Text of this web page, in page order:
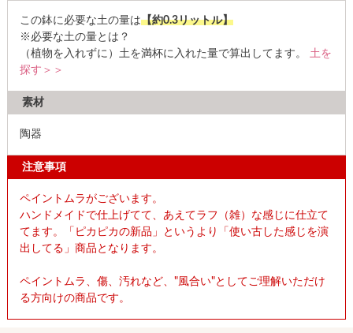
この鉢に必要な土の量は【約0.3リットル】
※必要な土の量とは？
（植物を入れずに）土を満杯に入れた量で算出してます。 土を
探す＞＞
素材
陶器
注意事項
ペイントムラがございます。
ハンドメイドで仕上げてて、あえてラフ（雑）な感じに仕立て
てます。「ピカピカの新品」というより「使い古した感じを演
出してる」商品となります。
ペイントムラ、傷、汚れなど、"風合い"としてご理解いただけ
る方向けの商品です。